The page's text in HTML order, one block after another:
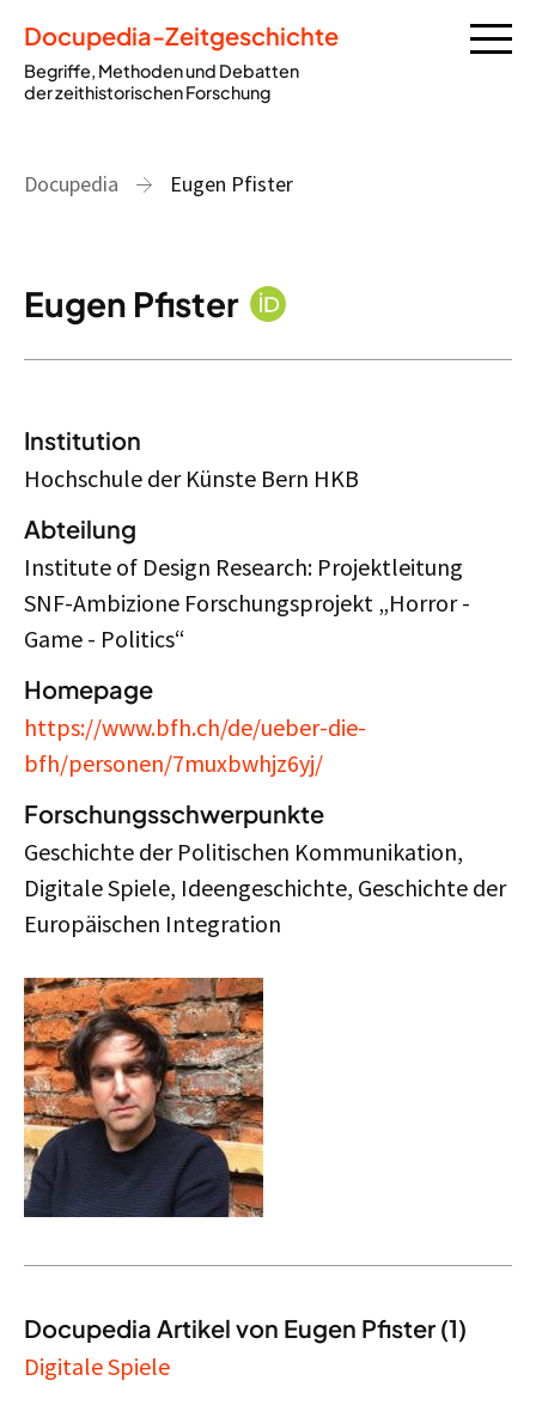
Docupedia-Zeitgeschichte
Begriffe, Methoden und Debatten
der zeithistorischen Forschung
Docupedia Eugen Pfister
Eugen Pfister
Institution
Hochschule der Künste Bern HKB
Abteilung
Institute of Design Research: Projektleitung
SNF-Ambizione Forschungsprojekt „Horror -
Game - Politics“
Homepage
https://www.bfh.ch/de/ueber-die-
bfh/personen/7muxbwhjz6yj/
Forschungsschwerpunkte
Geschichte der Politischen Kommunikation,
Digitale Spiele, Ideengeschichte, Geschichte der
Europäischen Integration
Docupedia Artikel von Eugen Pfister (1)
Digitale Spiele